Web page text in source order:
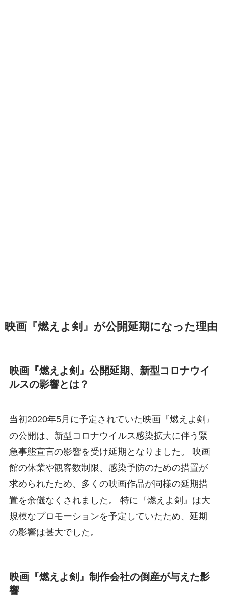
映画『燃えよ剣』が公開延期になった理由
映画『燃えよ剣』公開延期、新型コロナウイ
ルスの影響とは？
当初2020年5月に予定されていた映画『燃えよ剣』
の公開は、新型コロナウイルス感染拡大に伴う緊
急事態宣言の影響を受け延期となりました。 映画
館の休業や観客数制限、感染予防のための措置が
求められたため、多くの映画作品が同様の延期措
置を余儀なくされました。 特に『燃えよ剣』は大
規模なプロモーションを予定していたため、延期
の影響は甚大でした。
映画『燃えよ剣』制作会社の倒産が与えた影
響